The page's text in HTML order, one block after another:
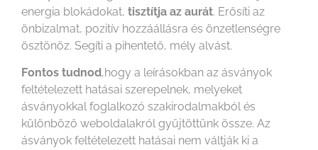
energia blokádokat, tisztítja az aurát. Erősíti az
önbizalmat, pozitív hozzáállásra és önzetlenségre
ösztönöz. Segíti a pihentető, mély alvást.
Fontos tudnod,hogy a leírásokban az ásványok
feltételezett hatásai szerepelnek, melyeket
ásványokkal foglalkozó szakirodalmakból és
különböző weboldalakról gyűjtöttünk össze. Az
ásványok feltételezett hatásai nem váltják ki a